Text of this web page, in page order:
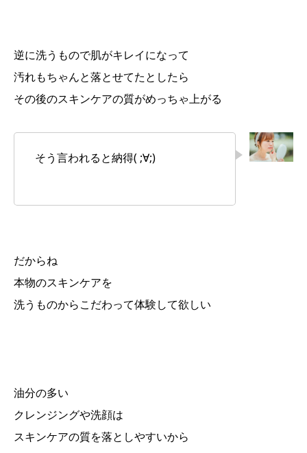
逆に洗うもので肌がキレイになって
汚れもちゃんと落とせてたとしたら
その後のスキンケアの質がめっちゃ上がる
そう言われると納得( ;∀;)
だからね
本物のスキンケアを
洗うものからこだわって体験して欲しい
油分の多い
クレンジングや洗顔は
スキンケアの質を落としやすいから